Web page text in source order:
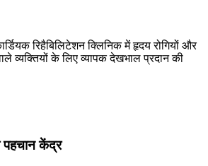
रिहैबिलिटेशन क्लिनिक में हृदय रोगियों और
व्यक्तियों के लिए व्यापक देखभाल प्रदान की
पहचान केंद्र